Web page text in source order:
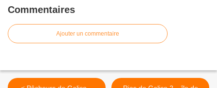
Commentaires
Ajouter un commentaire